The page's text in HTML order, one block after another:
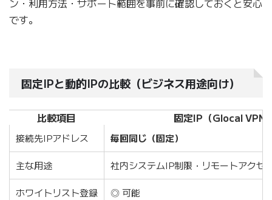
です。
固定IPと動的IPの比較（ビジネス用途向け）
比較項目 固定IP（Glocal VPN
接続先IPアドレス 毎回同じ（固定）
主な用途 社内システムIP制限・リモートアクセ
ホワイトリスト登録 ◎ 可能